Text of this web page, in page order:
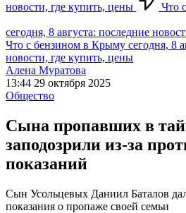
новости, где купить, цены Что
сегодня, 8 августа: последние
Что с бензином в Крыму сегодня, 8
новости, где купить, цены
Алена Муратова
13:44 29 октября 2025
Общество
Сына пропавших в
заподозрили из-за
показаний
Сын Усольцевых Даниил Баталов
показания о пропаже своей семьи